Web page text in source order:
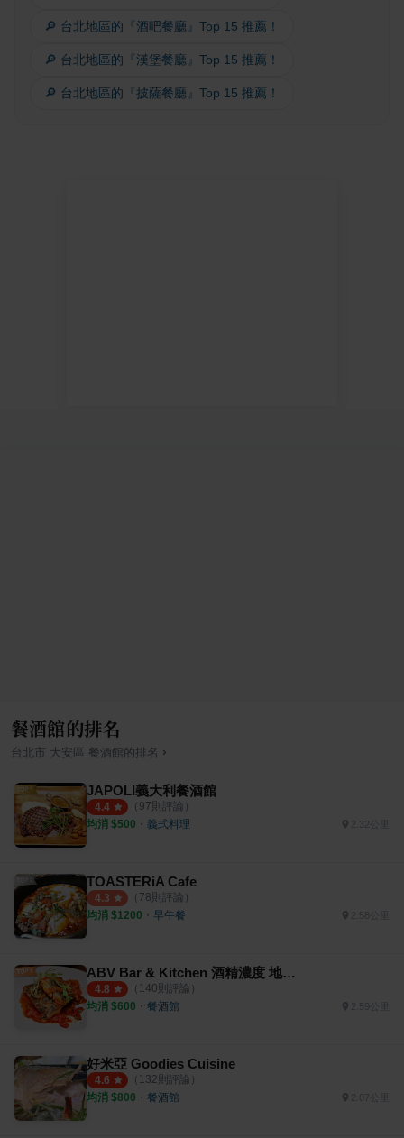
🔎 台北地區的『酒吧餐廳』Top 15 推薦！
🔎 台北地區的『漢堡餐廳』Top 15 推薦！
🔎 台北地區的『披薩餐廳』Top 15 推薦！
餐酒館的排名
台北市 大安區 餐酒館 的排名 ›
JAPOLI義大利餐酒館
4.4 （ 97則評論）
均消 $500 ・ 義式料理 2.32公里
TOASTERiA Cafe
4.3 （ 78則評論）
均消 $1200 ・ 早午餐 2.58公里
ABV Bar & Kitchen 酒精濃度 地中海餐廳
4.8 （ 140則評論）
均消 $600 ・ 餐酒館 2.59公里
好米亞 Goodies Cuisine
4.6 （ 132則評論）
均消 $800 ・ 餐酒館 2.07公里